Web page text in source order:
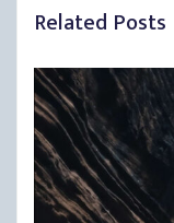
Related Posts